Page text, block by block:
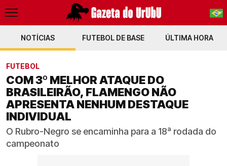
PT-BR
NOTÍCIAS FUTEBOL DE BASE ÚLTIMA HORA
FUTEBOL
COM 3º MELHOR ATAQUE DO
BRASILEIRÃO, FLAMENGO NÃO
APRESENTA NENHUM DESTAQUE
INDIVIDUAL
O Rubro-Negro se encaminha para a 18ª rodada do
campeonato